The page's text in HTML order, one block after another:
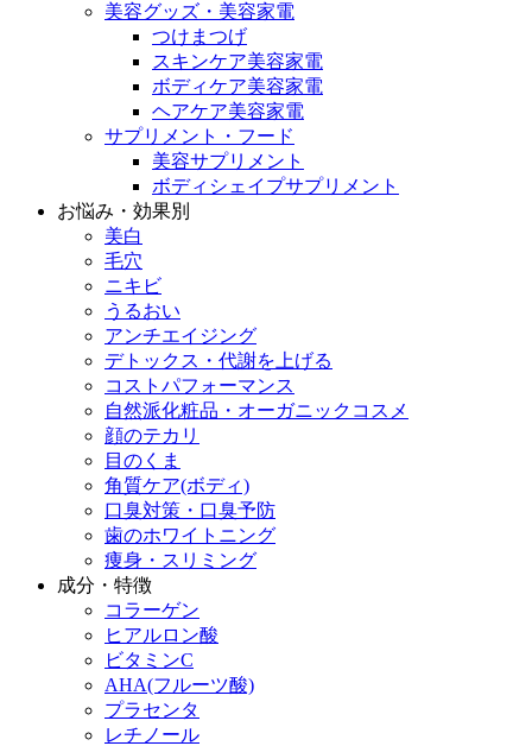
美容グッズ・美容家電
つけまつげ
スキンケア美容家電
ボディケア美容家電
ヘアケア美容家電
サプリメント・フード
美容サプリメント
ボディシェイプサプリメント
お悩み・効果別
美白
毛穴
ニキビ
うるおい
アンチエイジング
デトックス・代謝を上げる
コストパフォーマンス
自然派化粧品・オーガニックコスメ
顔のテカリ
目のくま
角質ケア(ボディ)
口臭対策・口臭予防
歯のホワイトニング
痩身・スリミング
成分・特徴
コラーゲン
ヒアルロン酸
ビタミンC
AHA(フルーツ酸)
プラセンタ
レチノール